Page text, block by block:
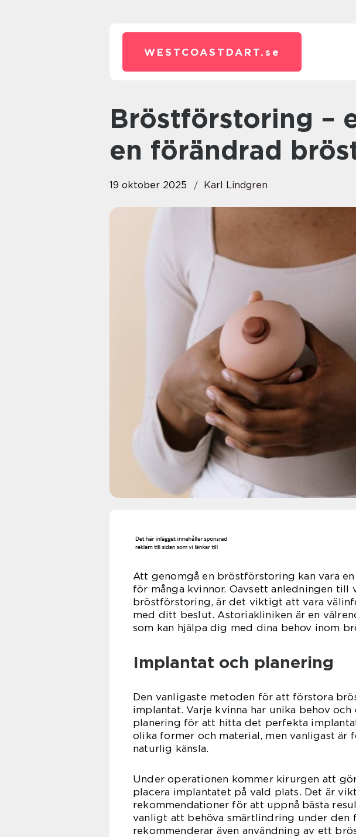
WESTCOASTDART. se
Bröstförstoring – en guide till
en förändrad
19 oktober 2025 Karl Lindgren
Att genomgå en bröstförstoring kan vara
för många kvinnor. Oavsett anledningen till
bröstförstoring, är det viktigt att vara
med ditt beslut. Astoriakliniken är en
som kan hjälpa dig med dina behov inom
Implantat och planering
Den vanligaste metoden för att förstora
implantat. Varje kvinna har unika behov
planering för att hitta det perfekta
olika former och material, men vanligast är
naturlig känsla.
Under operationen kommer kirurgen att
placera implantatet på vald plats. Det är
rekommendationer för att uppnå bästa
vanligt att behöva smärtlindring under den
rekommenderar även användning av ett